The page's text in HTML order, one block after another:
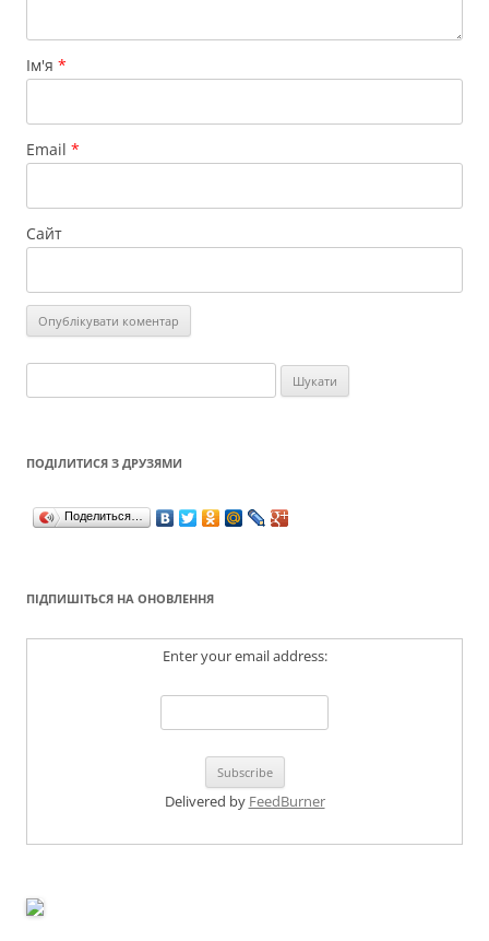
Ім'я *
Email *
Сайт
ПОДІЛИТИСЯ З ДРУЗЯМИ
Поделиться…
ПІДПИШІТЬСЯ НА ОНОВЛЕННЯ
Enter your email address:
Delivered by FeedBurner